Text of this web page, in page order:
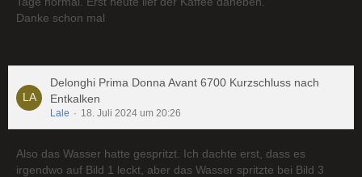
Danke schon mal
Delonghi Prima Donna Avant 6700 Kurzschluss nach
Entkalken
Lale 18. Juli 2024 um 20:26
Also das Wasser hatte gespritzt. Ich dachte erst, dass es
irgendwo auf Bild 1 leckt, aber das Wasser spritzte bei Bild 3